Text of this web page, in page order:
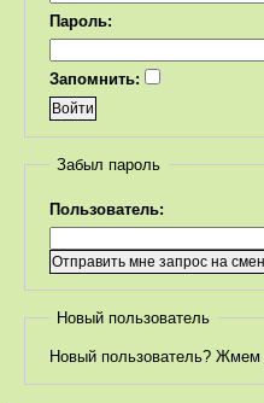
Пароль:
Запомнить:
Забыл пароль
Пользователь:
Новый пользователь
Новый пользователь? Жмем